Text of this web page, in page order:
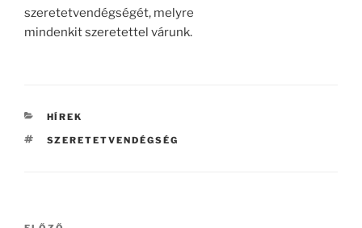
szeretetvendégségét, melyre
mindenkit szeretettel várunk.
KATEGÓRIÁK
HÍREK
CÍMKÉK
SZERETETVENDÉGSÉG
Bejegyzés